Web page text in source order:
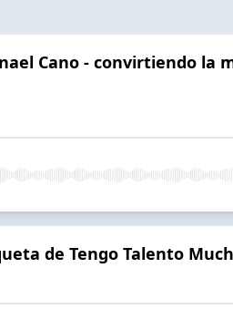
Cano - convirtiendo la
de Tengo Talento